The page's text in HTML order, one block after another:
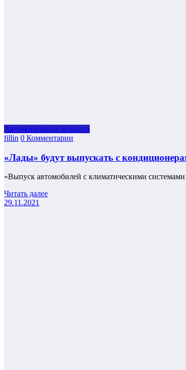
Автомобильные новости
fillin 0 Комментарии
«Лады» будут выпускать с
«Выпуск автомобилей с климатическими системами
Читать далее
29.11.2021